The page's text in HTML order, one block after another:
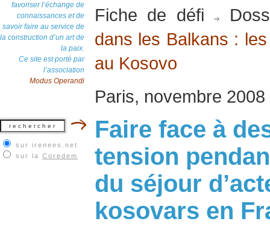
favoriser l’échange de
connaissances et de
savoir faire au service de
la construction d’un art de
la paix.
Ce site est porté par
l’association
Modus Operandi
sur irenees.net
sur la Coredem
Fiche de défi
dans les Balkans :
au Kosovo
Paris, novembre 2008
Faire face à
tension
du séjour
kosovars en